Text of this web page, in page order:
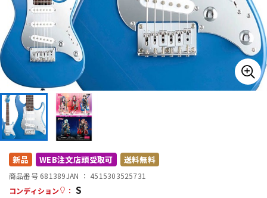
アンプ エフェクター
DTM オンライン納品
配信/ライブ機器
新品 WEB注文店頭受取可 送料無料
商品番号 681389JAN ： 4515303525731
コンディション
： S